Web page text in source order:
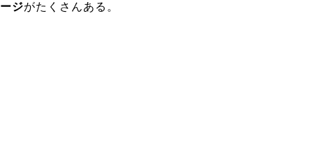
ージがたくさんある。